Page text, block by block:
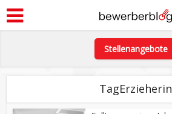
Stellenangebote
TagErzieherin